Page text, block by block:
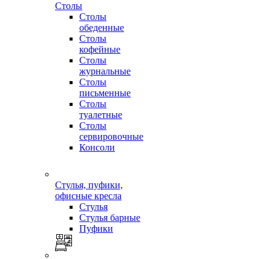
Столы
Столы
обеденные
Столы
кофейные
Столы
журнальные
Столы
письменные
Столы
туалетные
Столы
сервировочные
Консоли
Стулья, пуфики,
офисные кресла
Стулья
Стулья барные
Пуфики